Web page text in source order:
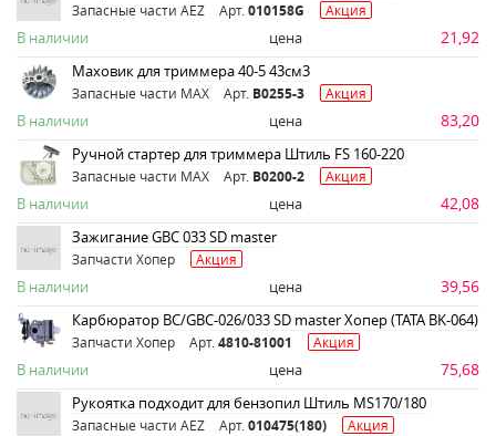
Запасные части AEZ Арт. 010158G Акция
В наличии цена 21,92
Маховик для триммера 40-5 43см3
Запасные части MAX Арт. B0255-3 Акция
В наличии цена 83,20
Ручной стартер для триммера Штиль FS 160-220
Запасные части MAX Арт. B0200-2 Акция
В наличии цена 42,08
Зажигание GBC 033 SD master
Запчасти Хопер Акция
В наличии цена 39,56
Карбюратор BC/GBC-026/033 SD master Хопер (TATA BK-064)
Запчасти Хопер Арт. 4810-81001 Акция
В наличии цена 75,68
Рукоятка подходит для бензопил Штиль MS170/180
Запасные части AEZ Арт. 010475(180) Акция